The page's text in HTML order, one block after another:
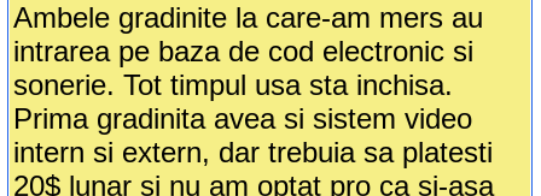
Ambele gradinite la care-am mers au
intrarea pe baza de cod electronic si
sonerie. Tot timpul usa sta inchisa.
Prima gradinita avea si sistem video
intern si extern, dar trebuia sa platesti
20$ lunar si nu am optat pro ca si-asa